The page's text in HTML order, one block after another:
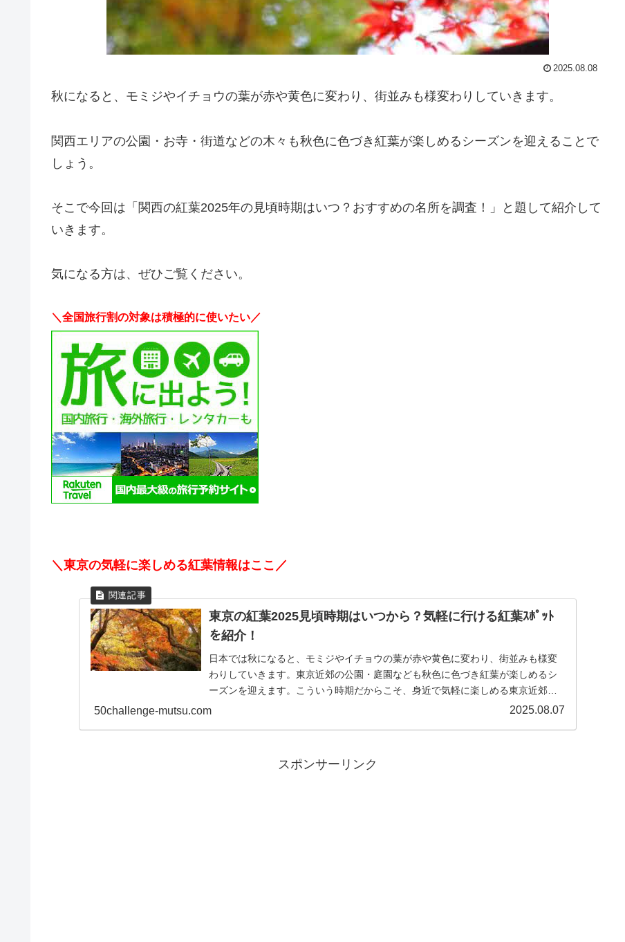
2025.08.08
秋になると、モミジやイチョウの葉が赤や黄色に変わり、街並みも様変わりしていきます。
関西エリアの公園・お寺・街道などの木々も秋色に色づき紅葉が楽しめるシーズンを迎えることで
しょう。
そこで今回は「関西の紅葉2025年の見頃時期はいつ？おすすめの名所を調査！」と題して紹介して
いきます。
気になる方は、ぜひご覧ください。
＼全国旅行割の対象は積極的に使いたい／
＼東京の気軽に楽しめる紅葉情報はここ／
東京の紅葉2025見頃時期はいつから？気軽に行ける紅葉ｽﾎﾟｯﾄ
を紹介！
日本では秋になると、モミジやイチョウの葉が赤や黄色に変わり、街並みも様変
わりしていきます。東京近郊の公園・庭園なども秋色に色づき紅葉が楽しめるシ
ーズンを迎えます。こういう時期だからこそ、身近で気軽に楽しめる東京近郊の
紅葉スポットに出かけてみ...
50challenge-mutsu.com 2025.08.07
スポンサーリンク